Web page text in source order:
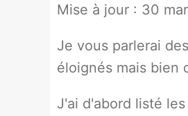
Mise à jour : 30
Je vous parlerai
éloignés mais bien
J'ai d'abord listé